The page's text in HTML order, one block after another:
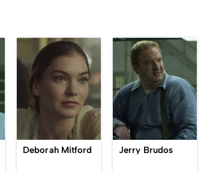
Deborah Mitford Jerry Brudos